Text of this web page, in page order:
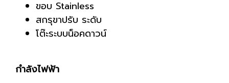
ขอบ Stainless
สกรุขาปรับ ระดับ
โต๊ะระบบน็อคดาวน์
กำลังไฟฟ้า